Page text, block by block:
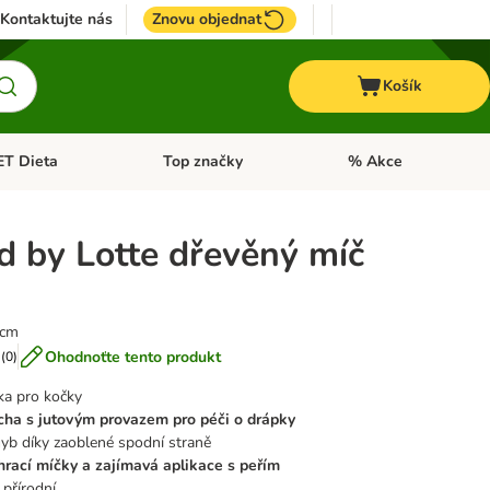
Kontaktujte nás Znovu objednat
Košík
menu: Koně
Dieta Otevřít menu: + VET Dieta
Top značky Otevřít menu: Top
% Akce
by Lotte dřevěný míč
(0)
Ohodnoťte tento produkt
pro kočky
s jutovým provazem pro péči o drápky
díky zaoblené spodní straně
míčky a zajímavá aplikace s peřím